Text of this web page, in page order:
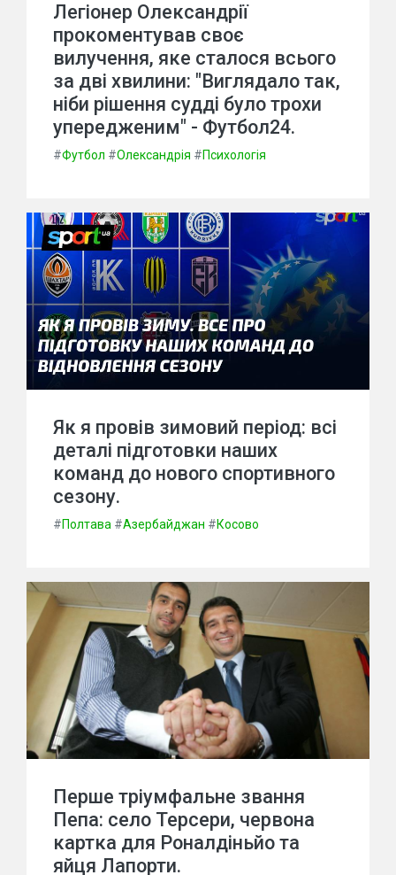
Легіонер Олександрії
прокоментував своє
вилучення, яке сталося всього
за дві хвилини: "Виглядало так,
ніби рішення судді було трохи
упередженим" - Футбол24.
#Футбол #Олександрія #Психологія
Як я провів зимовий період: всі
деталі підготовки наших
команд до нового спортивного
сезону.
#Полтава #Азербайджан #Косово
Перше тріумфальне звання
Пепа: село Терсери, червона
картка для Роналдіньйо та
яйця Лапорти.